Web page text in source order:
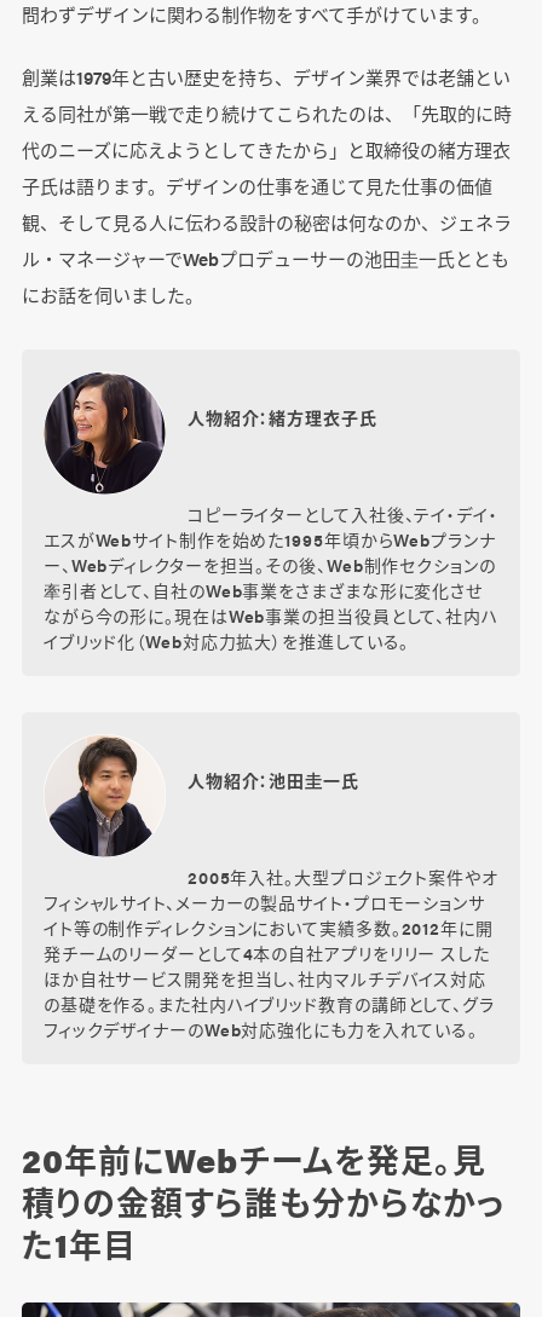
問わずデザインに関わる制作物をすべて手がけています。
創業は1979年と古い歴史を持ち、デザイン業界では老舗とい
える同社が第一戦で走り続けてこられたのは、「先取的に時
代のニーズに応えようとしてきたから」と取締役の緒方理衣
子氏は語ります。デザインの仕事を通じて見た仕事の価値
観、そして見る人に伝わる設計の秘密は何なのか、ジェネラ
ル・マネージャーでWebプロデューサーの池田圭一氏ととも
にお話を伺いました。
人物紹介：緒方理衣子氏
コピーライターとして入社後、テイ・デイ・
エスがWebサイト制作を始めた1995年頃からWebプランナ
ー、Webディレクターを担当。その後、Web制作セクションの
牽引者として、自社のWeb事業をさまざまな形に変化させ
ながら今の形に。現在はWeb事業の担当役員として、社内ハ
イブリッド化（Web対応力拡大）を推進している。
人物紹介：池田圭一氏
2005年入社。大型プロジェクト案件やオ
フィシャルサイト、メーカーの製品サイト・プロモーションサ
イト等の制作ディレクションにおいて実績多数。2012年に開
発チームのリーダーとして4本の自社アプリをリリー スした
ほか自社サービス開発を担当し、社内マルチデバイス対応
の基礎を作る。また社内ハイブリッド教育の講師として、グラ
フィックデザイナーのWeb対応強化にも力を入れている。
20年前にWebチームを発足。見
積りの金額すら誰も分からなかっ
た1年目